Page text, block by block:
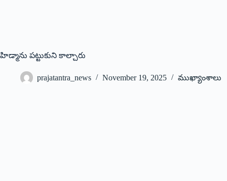
హిడ్మాను పట్టుకుని కాల్చారు
prajatantra_news November 19, 2025 ముఖ్యాంశాలు